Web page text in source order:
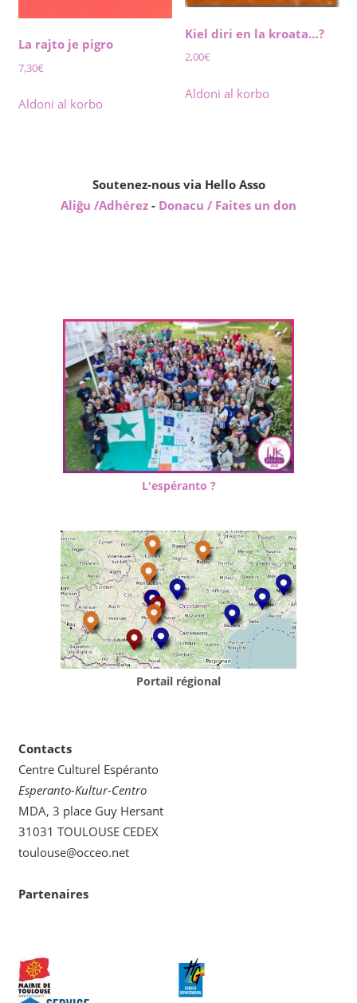
La rajto je pigro
7,30€
Aldoni al korbo
Kiel diri en la kroata…?
2,00€
Aldoni al korbo
Soutenez-nous via Hello Asso
Aliĝu /Adhérez - Donacu / Faites un don
L'espéranto ?
Portail régional
Contacts
Centre Culturel Espéranto
Esperanto-Kultur-Centro
MDA, 3 place Guy Hersant
31031 TOULOUSE CEDEX
toulouse@occeo.net
Partenaires